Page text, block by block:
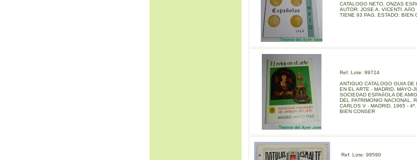
CATALOGO NETO, ONZAS
AUTOR: JOSE A. VICENTI.
TIENE 93 PAG. ESTADO: BIEN
Ref. Lote: 99724
ANTIGUO CATALOGO GUIA
EN EL ARTE - MADRID, MAYO-
SOCIEDAD ESPAñOLA DE
DEL PATRIMONIO NACIONAL,
CARLOS V - MADRID, 1965 -
BIEN CONSER
Ref. Lote: 99590